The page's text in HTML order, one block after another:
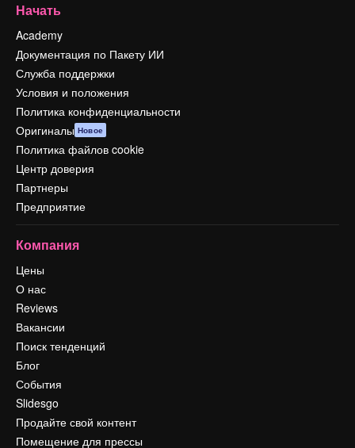
Начать
Academy
Документация по Пакету ИИ
Служба поддержки
Условия и положения
Политика конфиденциальности
Оригиналы Новое
Политика файлов cookie
Центр доверия
Партнеры
Предприятие
Компания
Цены
О нас
Reviews
Вакансии
Поиск тенденций
Блог
События
Slidesgo
Продайте свой контент
Помещение для прессы